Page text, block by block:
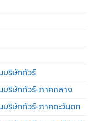
บริษัททัวร์
บริษัททัวร์-ภาคกลาง
บริษัททัวร์-ภาคตะวันตก